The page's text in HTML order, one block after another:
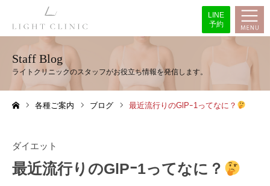
LINE
予約
Staff Blog
各種ご案内 ブログ 最近流行りのGlPｰ1ってなに？
ダイエット
最近流行りのGlPｰ1ってなに？